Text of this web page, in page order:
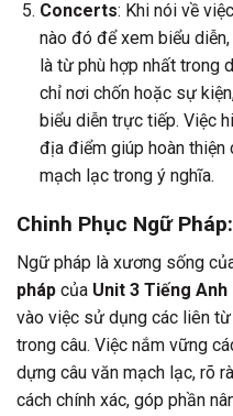
Concerts: Khi nói về
nào đó để xem biểu
là từ phù hợp nhất trong
chỉ nơi chốn hoặc sự
biểu diễn trực tiếp. Việc
địa điểm giúp hoàn
mạch lạc trong ý nghĩa.
Chinh Phục Ngữ
Ngữ pháp là xương sống
pháp của Unit 3 Tiếng
vào việc sử dụng các liên
trong câu. Việc nắm vững
dựng câu văn mạch lạc, rõ
cách chính xác, góp phần